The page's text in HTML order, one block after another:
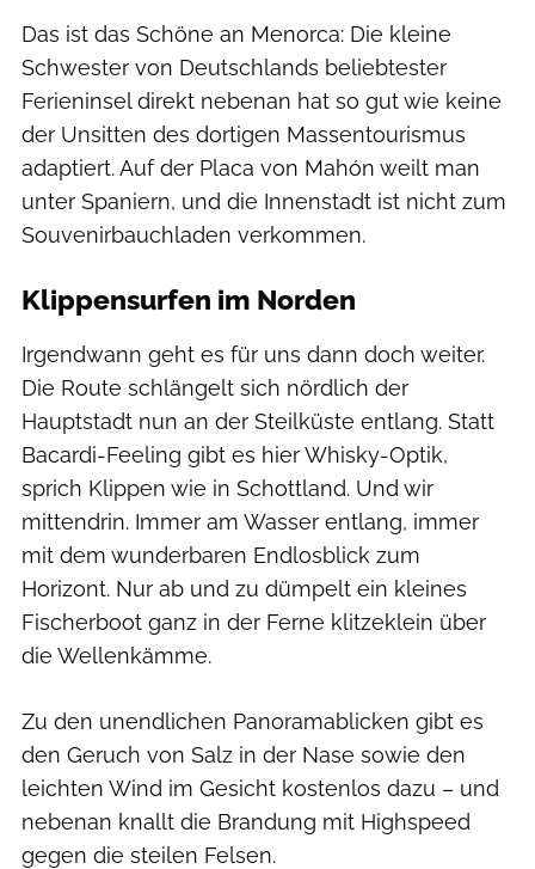
Das ist das Schöne an Menorca: Die kleine
Schwester von Deutschlands beliebtester
Ferieninsel direkt nebenan hat so gut wie keine
der Unsitten des dortigen Massentourismus
adaptiert. Auf der Placa von Mahón weilt man
unter Spaniern, und die Innenstadt ist nicht zum
Souvenirbauchladen verkommen.
Klippensurfen im Norden
Irgendwann geht es für uns dann doch weiter.
Die Route schlängelt sich nördlich der
Hauptstadt nun an der Steilküste entlang. Statt
Bacardi-Feeling gibt es hier Whisky-Optik,
sprich Klippen wie in Schottland. Und wir
mittendrin. Immer am Wasser entlang, immer
mit dem wunderbaren Endlosblick zum
Horizont. Nur ab und zu dümpelt ein kleines
Fischerboot ganz in der Ferne klitzeklein über
die Wellenkämme.
Zu den unendlichen Panoramablicken gibt es
den Geruch von Salz in der Nase sowie den
leichten Wind im Gesicht kostenlos dazu – und
nebenan knallt die Brandung mit Highspeed
gegen die steilen Felsen.